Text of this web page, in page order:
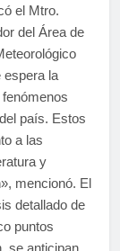
el Mtro.
del Área de
espera la
país. Estos
a las
y
mencionó. El
detallado de
puntos